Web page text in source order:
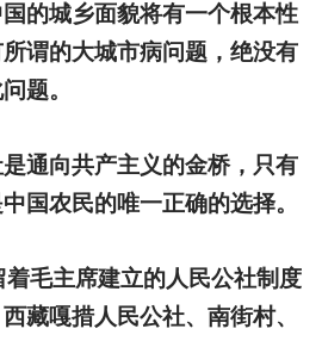
的城乡面貌将有一个根本性
谓的大城市病问题，绝没有
题。
是通向共产主义的金桥，只有
国农民的唯一正确的选择。
毛主席建立的人民公社制度
藏嘎措人民公社、南街村、